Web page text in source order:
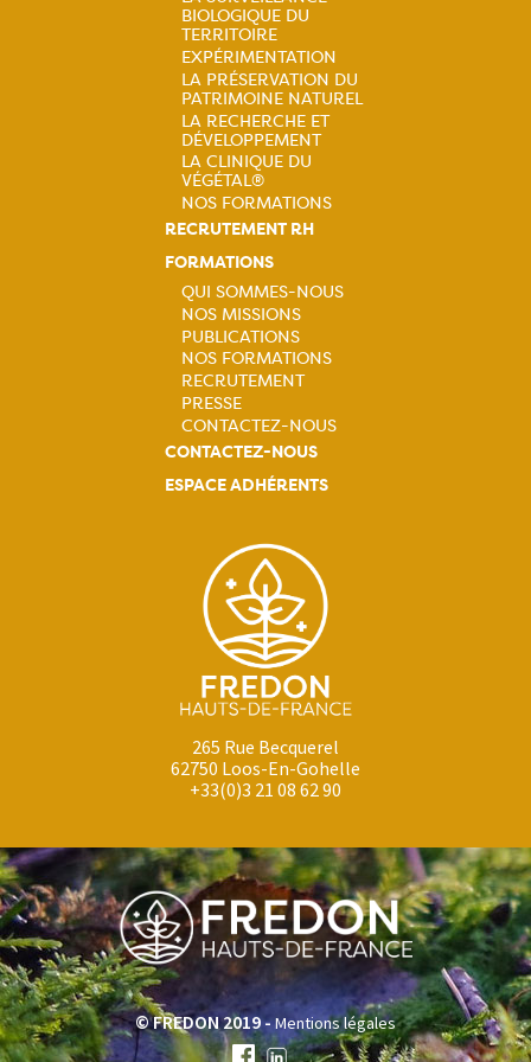
principale
BIOLOGIQUE DU
TERRITOIRE
EXPÉRIMENTATION
LA PRÉSERVATION DU
PATRIMOINE NATUREL
LA RECHERCHE ET
DÉVELOPPEMENT
LA CLINIQUE DU
VÉGÉTAL®
NOS FORMATIONS
RECRUTEMENT RH
FORMATIONS
Navigation
principale
QUI SOMMES-NOUS
NOS MISSIONS
PUBLICATIONS
NOS FORMATIONS
RECRUTEMENT
PRESSE
CONTACTEZ-NOUS
CONTACTEZ-NOUS
ESPACE ADHÉRENTS
265 Rue Becquerel
62750 Loos-En-Gohelle
+33(0)3 21 08 62 90
© FREDON 2019 -Mentions légales